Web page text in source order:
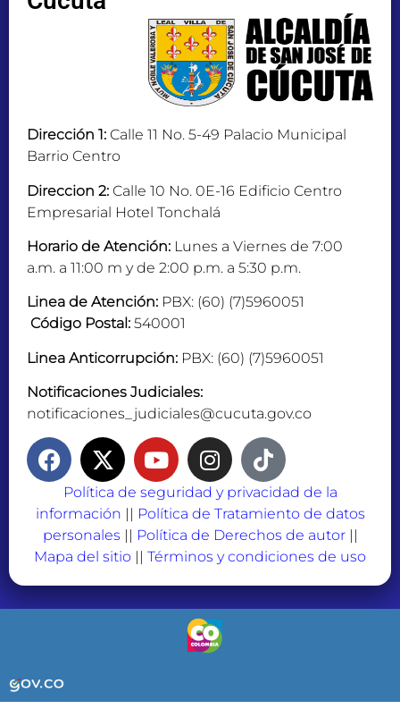
Dirección 1: Calle 11 No. 5-49 Palacio Municipal
Barrio Centro
Direccion 2: Calle 10 No. 0E-16 Edificio Centro
Empresarial Hotel Tonchalá
Horario de Atención: Lunes a Viernes de 7:00
a.m. a 11:00 m y de 2:00 p.m. a 5:30 p.m.
Linea de Atención: PBX: (60) (7)5960051
Código Postal: 540001
Linea Anticorrupción: PBX: (60) (7)5960051
Notificaciones Judiciales:
notificaciones_judiciales@cucuta.gov.co
Política de seguridad y privacidad de la
información
Política de Tratamiento de datos
personales
Política de Derechos de autor||
Mapa del sitio
Términos y condiciones de uso